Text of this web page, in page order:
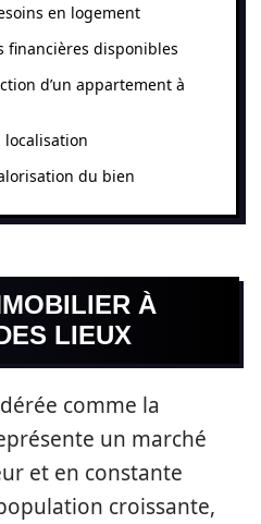
en logement
financières disponibles
d’un appartement à
du bien
À
LIEUX
comme la
un marché
et en constante
croissante,